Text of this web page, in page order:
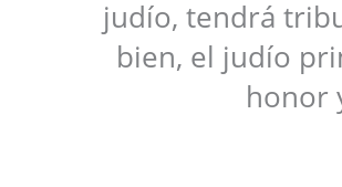
judío, tendrá
bien, el judío
honor